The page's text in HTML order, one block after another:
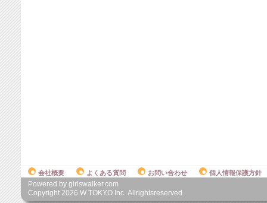
会社概要 よくある質問 お問い合わせ 個人情報保護方針
Powered by girlswalker.com
Copyright 2026 W TOKYO Inc. Allrightsreserved.